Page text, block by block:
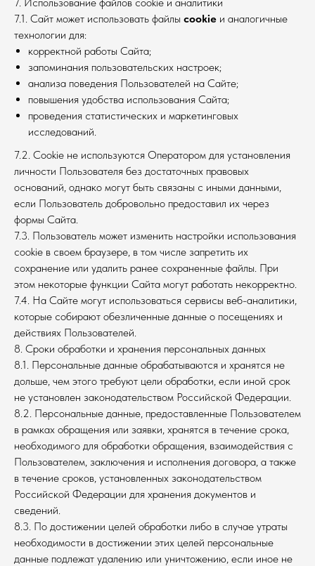
7.1. Сайт может использовать файлы cookie и аналогичные
технологии для:
корректной работы Сайта;
запоминания пользовательских настроек;
анализа поведения Пользователей на Сайте;
повышения удобства использования Сайта;
проведения статистических и маркетинговых
исследований.
7.2. Cookie не используются Оператором для установления
личности Пользователя без достаточных правовых
оснований, однако могут быть связаны с иными данными,
если Пользователь добровольно предоставил их через
формы Сайта.
7.3. Пользователь может изменить настройки использования
cookie в своем браузере, в том числе запретить их
сохранение или удалить ранее сохраненные файлы. При
этом некоторые функции Сайта могут работать некорректно.
7.4. На Сайте могут использоваться сервисы веб-аналитики,
которые собирают обезличенные данные о посещениях и
действиях Пользователей.
8. Сроки обработки и хранения персональных данных
8.1. Персональные данные обрабатываются и хранятся не
дольше, чем этого требуют цели обработки, если иной срок
не установлен законодательством Российской Федерации.
8.2. Персональные данные, предоставленные Пользователем
в рамках обращения или заявки, хранятся в течение срока,
необходимого для обработки обращения, взаимодействия с
Пользователем, заключения и исполнения договора, а также
в течение сроков, установленных законодательством
Российской Федерации для хранения документов и
сведений.
8.3. По достижении целей обработки либо в случае утраты
необходимости в достижении этих целей персональные
данные подлежат удалению или уничтожению, если иное не